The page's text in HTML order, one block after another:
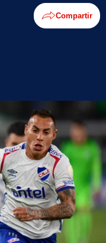
Compartir